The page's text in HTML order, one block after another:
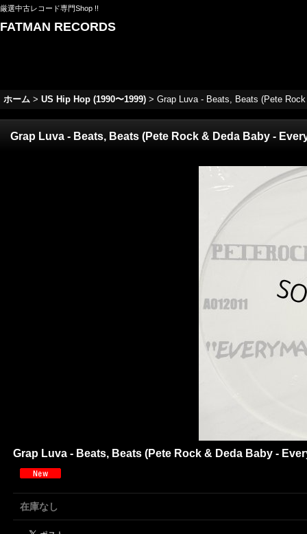
厳選中古レコード専門Shop !!
FATMAN RECORDS
ホーム > US Hip Hop (1990〜1999) > Grap Luva - Beats, Beats (Pete
Grap Luva - Beats, Beats (Pete Rock & Deda Baby -
Grap Luva - Beats, Beats (Pete Rock & Deda Baby -
在庫なし